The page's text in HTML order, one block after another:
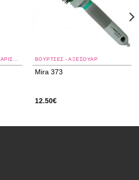
ΓΙΑ ΧΟΝΤΡΆ- ΣΓΟΥΡΆ - ΦΡΙΖΑΡΙΣΜΈΝΑ ΜΑΛΛΙΆ ΒΟΥΡΤΣΕΣ - ΑΞΕΣΟΥΑΡ
Mira 373
12.50€